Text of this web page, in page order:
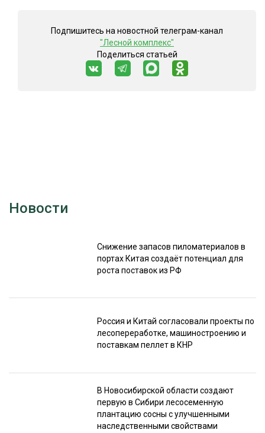
Подпишитесь на новостной телеграм-канал
"Лесной комплекс"
Поделиться статьей
Новости
Снижение запасов пиломатериалов в
портах Китая создаёт потенциал для
роста поставок из РФ
Россия и Китай согласовали проекты по
лесопереработке, машиностроению и
поставкам пеллет в КНР
В Новосибирской области создают
первую в Сибири лесосеменную
плантацию сосны с улучшенными
наследственными свойствами